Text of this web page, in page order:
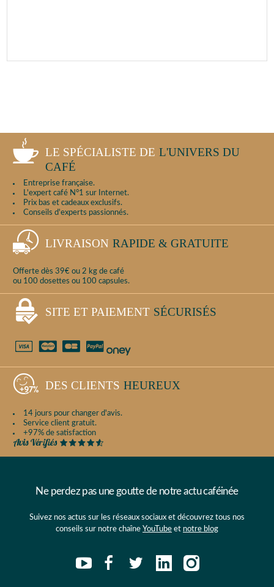
LE SPÉCIALISTE DE L'UNIVERS DU
CAFÉ
Entreprise française.
L'expert café N°1 sur Internet.
Prix bas et cadeaux exclusifs.
Conseils d'experts passionnés.
LIVRAISON RAPIDE & GRATUITE
Offerte dès 39€ ou 2 kg de café
ou 100 dosettes ou 100 capsules.
SITE ET PAIEMENT SÉCURISÉS
DES CLIENTS HEUREUX
14 jours pour changer d'avis.
Service client gratuit.
+97% de satisfaction
Ne perdez pas une goutte de notre actu caféinée
Suivez nos actus sur les réseaux sociaux et découvrez tous nos
conseils sur notre chaîne YouTube et notre blog